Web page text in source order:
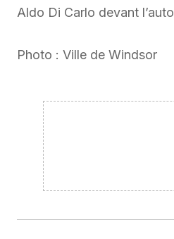
Aldo Di Carlo devant
Photo : Ville de Windsor